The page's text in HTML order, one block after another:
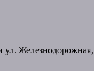
ул. Железнодорожная,